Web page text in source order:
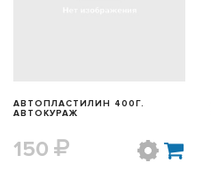
АВТОПЛАСТИЛИН 400Г.
АВТОКУРАЖ
150